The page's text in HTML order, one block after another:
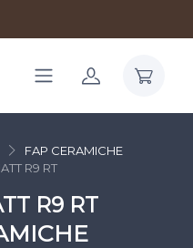
FAP CERAMICHE
R9 RT
R9 RT